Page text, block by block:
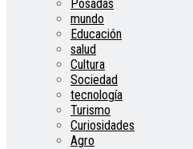
Posadas
mundo
Educación
salud
Cultura
Sociedad
tecnología
Turismo
Curiosidades
Agro